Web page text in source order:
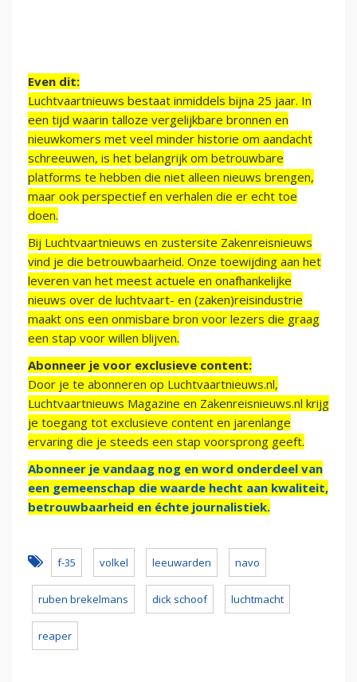
Even dit:
Luchtvaartnieuws bestaat inmiddels bijna 25 jaar. In
een tijd waarin talloze vergelijkbare bronnen en
nieuwkomers met veel minder historie om aandacht
schreeuwen, is het belangrijk om betrouwbare
platforms te hebben die niet alleen nieuws brengen,
maar ook perspectief en verhalen die er echt toe
doen.
Bij Luchtvaartnieuws en zustersite Zakenreisnieuws
vind je die betrouwbaarheid. Onze toewijding aan het
leveren van het meest actuele en onafhankelijke
nieuws over de luchtvaart- en (zaken)reisindustrie
maakt ons een onmisbare bron voor lezers die graag
een stap voor willen blijven.
Abonneer je voor exclusieve content:
Door je te abonneren op Luchtvaartnieuws.nl,
Luchtvaartnieuws Magazine en Zakenreisnieuws.nl krijg
je toegang tot exclusieve content en jarenlange
ervaring die je steeds een stap voorsprong geeft.
Abonneer je vandaag nog en word onderdeel van
een gemeenschap die waarde hecht aan kwaliteit,
betrouwbaarheid en échte journalistiek.
f-35 volkel leeuwarden navo
ruben brekelmans dick schoof luchtmacht
reaper